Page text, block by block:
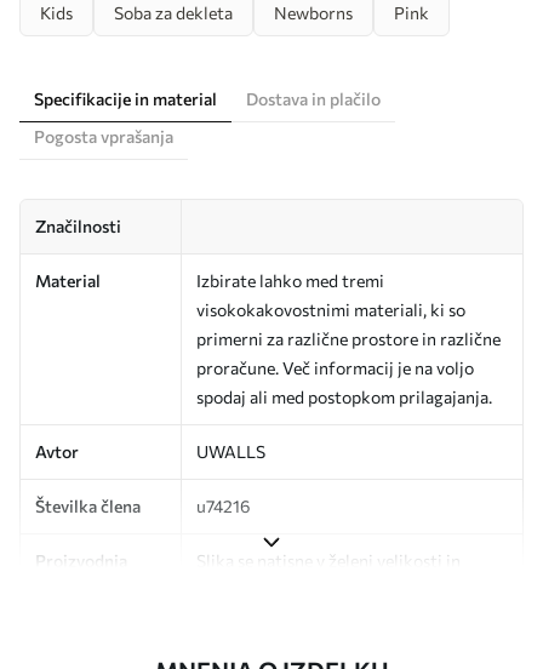
Kids Soba za dekleta Newborns Pink
Specifikacije in material
Dostava in plačilo
Pogosta vprašanja
Značilnosti
Material
Izbirate lahko med tremi
visokokakovostnimi materiali, ki so
primerni za različne prostore in različne
proračune. Več informacij je na voljo
spodaj ali med postopkom prilagajanja.
Avtor UWALLS
Številka člena u74216
Proizvodnja
Slika se natisne v želeni velikosti in